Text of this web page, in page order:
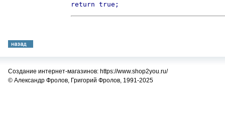
return true;
Создание интернет-магазинов: https://www.shop2you.ru/
© Александр Фролов, Григорий Фролов, 1991-2025